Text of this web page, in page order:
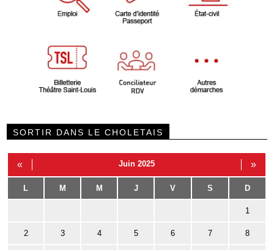
SORTIR DANS LE CHOLETAIS
« Juin 2025 »
L M M J V S D
1
2 3 4 5 6 7 8